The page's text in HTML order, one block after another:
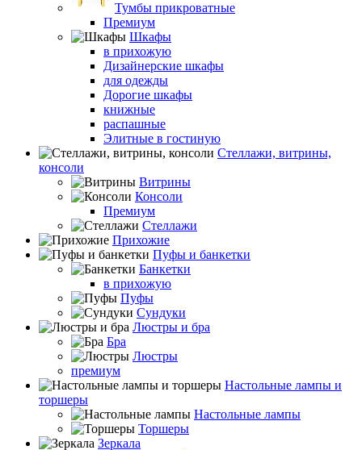
Тумбы прикроватные
Премиум
Шкафы
в прихожую
Дизайнерские шкафы
для одежды
Дорогие шкафы
книжные
распашные
Элитные в гостиную
Стеллажи, витрины,
консоли
Витрины
Консоли
Премиум
Стеллажи
Прихожие
Пуфы и банкетки
Банкетки
в прихожую
Пуфы
Сундуки
Люстры и бра
Бра
Люстры
премиум
Настольные лампы и
торшеры
Настольные лампы
Торшеры
Зеркала